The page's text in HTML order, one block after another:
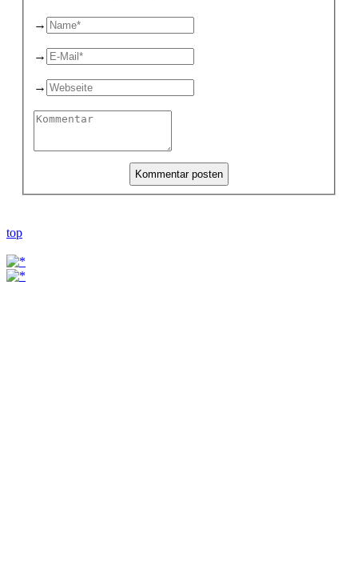
→
→
→
top